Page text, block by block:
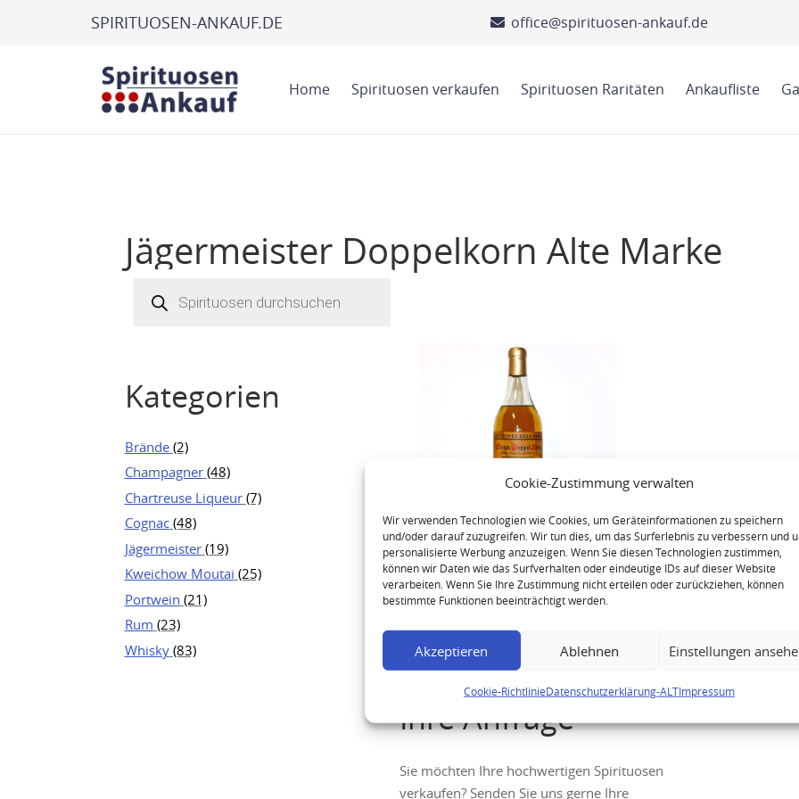
Cookie-Zustimmung verwalten
Wir verwenden Technologien wie Cookies, um Geräteinformationen zu speichern
und/oder darauf zuzugreifen. Wir tun dies, um das Surferlebnis zu verbessern und
personalisierte Werbung anzuzeigen. Wenn Sie diesen Technologien zustimmen,
können wir Daten wie das Surfverhalten oder eindeutige IDs auf dieser Website
verarbeiten. Wenn Sie Ihre Zustimmung nicht erteilen oder zurückziehen, können
bestimmte Funktionen beeinträchtigt werden.
Akzeptieren Ablehnen Einstellungen
Cookie-RichtlinieDatenschutzerklärung-ALTImpressum
SPIRITUOSEN-ANKAUF.DE office@spirituosen-ankauf.de
Home Spirituosen verkaufen Spirituosen Raritäten Ankaufliste
Jägermeister Doppelkorn Alte Marke
search
Kategorien
Brände (2)
Champagner (48)
Chartreuse Liqueur (7)
Cognac (48)
Jägermeister (19)
Kweichow Moutai (25)
Portwein (21)
Rum (23)
Whisky (83)
Jägermeister W. Mast Weizen
Doppel Korn Alte Marke
ca.1922
Ihre Anfrage
Sie möchten Ihre hochwertigen Spirituosen
verkaufen? Senden Sie uns gerne Ihre